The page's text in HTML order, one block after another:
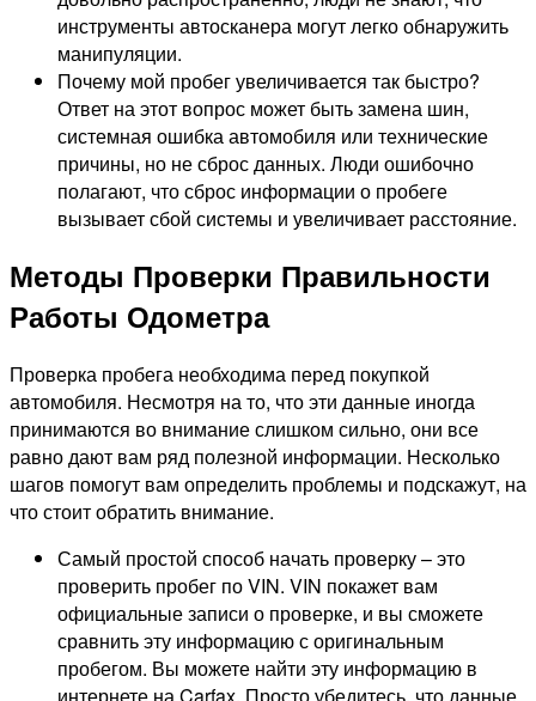
инструменты автосканера могут легко обнаружить
манипуляции.
Почему мой пробег увеличивается так быстро?
Ответ на этот вопрос может быть замена шин,
системная ошибка автомобиля или технические
причины, но не сброс данных. Люди ошибочно
полагают, что сброс информации о пробеге
вызывает сбой системы и увеличивает расстояние.
Методы Проверки Правильности
Работы Одометра
Проверка пробега необходима перед покупкой
автомобиля. Несмотря на то, что эти данные иногда
принимаются во внимание слишком сильно, они все
равно дают вам ряд полезной информации. Несколько
шагов помогут вам определить проблемы и подскажут, на
что стоит обратить внимание.
Самый простой способ начать проверку – это
проверить пробег по VIN. VIN покажет вам
официальные записи о проверке, и вы сможете
сравнить эту информацию с оригинальным
пробегом. Вы можете найти эту информацию в